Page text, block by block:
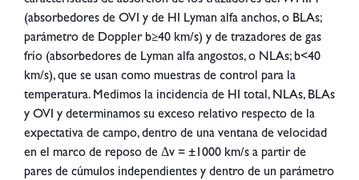
(absorbedores de OVI y de HI Lyman alfa anchos, o BLAs;
parámetro de Doppler b≥40 km/s) y de trazadores de gas
frío (absorbedores de Lyman alfa angostos, o NLAs; b<40
km/s), que se usan como muestras de control para la
temperatura. Medimos la incidencia de HI total, NLAs, BLAs
y OVI y determinamos su exceso relativo respecto de la
expectativa de campo, dentro de una ventana de velocidad
en el marco de reposo de Δv = ±1000 km/s a partir de
pares de cúmulos independientes y dentro de un parámetro